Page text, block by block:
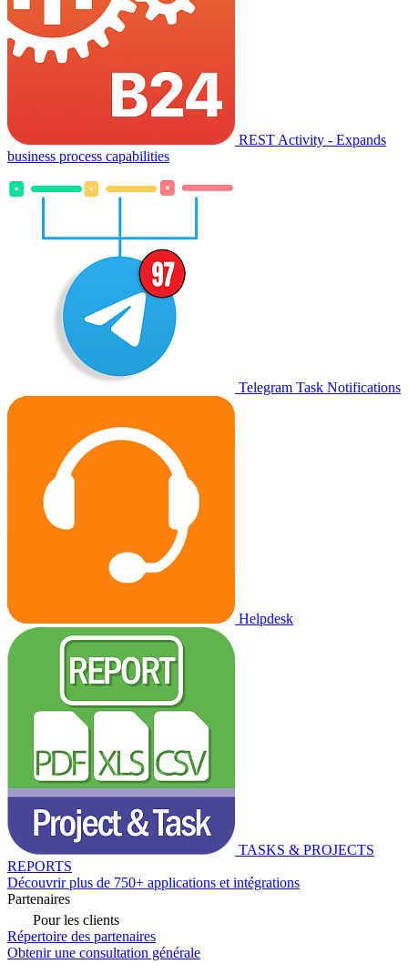
REST Activity - Expands
business process capabilities
Telegram Task Notifications
Helpdesk
TASKS & PROJECTS
REPORTS
Découvrir plus de 750+ applications et intégrations
Partenaires
Pour les clients
Répertoire des partenaires
Obtenir une consultation générale